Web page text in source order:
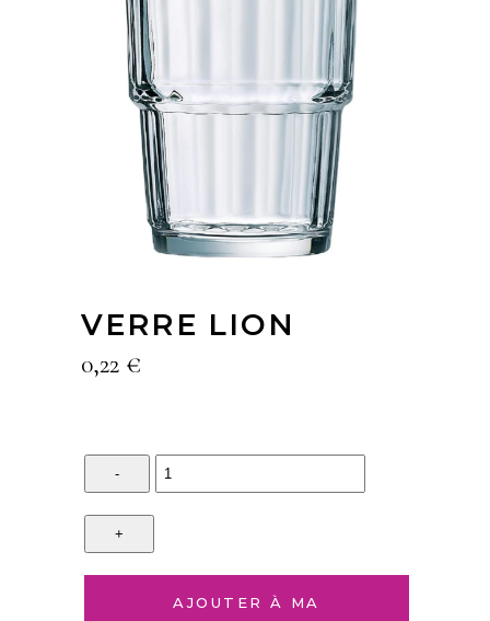
VERRE LION
0,22 €
Quantity
AJOUTER À MA